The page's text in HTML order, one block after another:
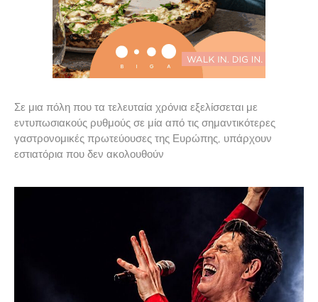
Σε μια πόλη που τα τελευταία χρόνια εξελίσσεται με
εντυπωσιακούς ρυθμούς σε μία από τις σημαντικότερες
γαστρονομικές πρωτεύουσες της Ευρώπης, υπάρχουν
εστιατόρια που δεν ακολουθούν